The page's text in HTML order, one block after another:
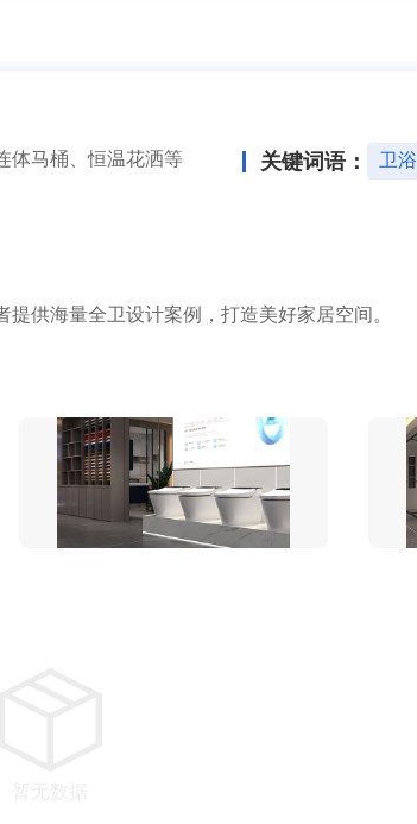
体马桶、恒温花洒等 关键词语： 卫浴
供海量全卫设计案例，打造美好家居空间。